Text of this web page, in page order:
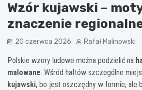
Wzór kujawski –
znaczenie
20 czerwca 2026 Rafał Malinowski
Polskie wzory ludowe można podzielić na
malowane. Wśród haftów szczególne
kujawski, bo jest oszczędny w formie, ale